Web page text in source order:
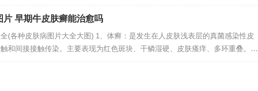
建议不再吃辣了，希望可以根治。神经性皮炎很难除根，可通过避免情绪焦虑
发。神经性皮炎又称慢性...
片 早期牛皮肤癣能治愈吗
(各种皮肤病图片大全大图) 1、体癣：是发生在人皮肤浅表层的真菌感染性皮
和间接接触传染。主要表现为红色斑块、干鳞湿硬、皮肤瘙痒、多环重叠。
体现在皮肤易瘙痒、手足会皲裂等。3、银屑病图片 人体100种皮肤病对照图